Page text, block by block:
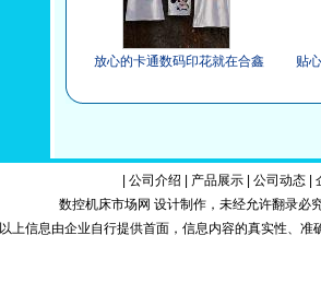
放心的卡通数码印花就在合鑫
贴
公司介绍 产品展示| 公司动态|
数控机床市场网 设计制作，未经允许翻录必
以上信息由企业自行提供首面，信息内容的真实性、